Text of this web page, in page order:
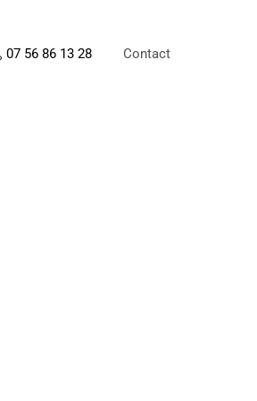
07 56 86 13 28 Contact